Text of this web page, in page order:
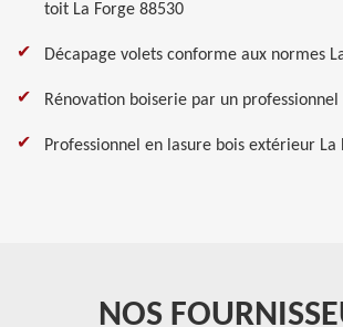
toit La Forge 88530
Décapage volets conforme aux normes
Rénovation boiserie par un professionnel
Professionnel en lasure bois extérieur La
NOS